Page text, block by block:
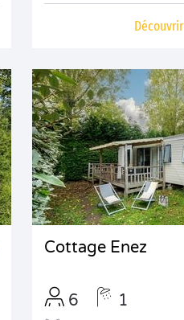
Découvrir
Cottage Enez
6 1